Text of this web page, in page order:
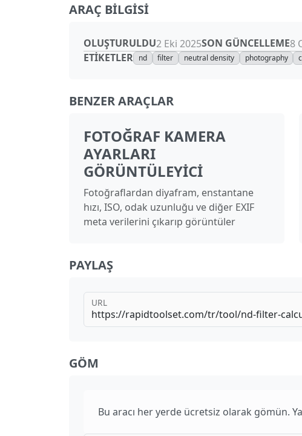
ARAÇ BILGISI
OLUŞTURULDU2 Eki 2025SON GÜNCELLEME8
ETIKETLER nd filter neutral density photography
BENZER ARAÇLAR
FOTOĞRAF KAMERA
AYARLARI
GÖRÜNTÜLEYICI
Fotoğraflardan diyafram, enstantane
hızı, ISO, odak uzunluğu ve diğer EXIF
meta verilerini çıkarıp görüntüler
PAYLAŞ
URL
GÖM
Bu aracı her yerde ücretsiz olarak gömün.